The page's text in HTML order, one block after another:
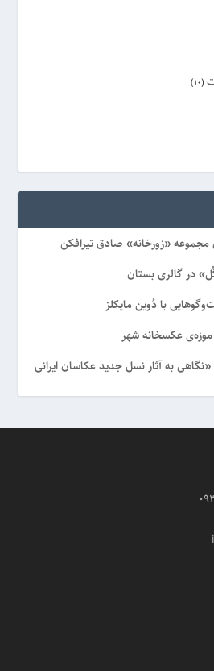
(10)
«زورخانه» صادق تیرافکن
در گالری بستان
با دُوین مایکلز
عکسخانه شهر
به آثار نسل جدید عکاسان ایرانی